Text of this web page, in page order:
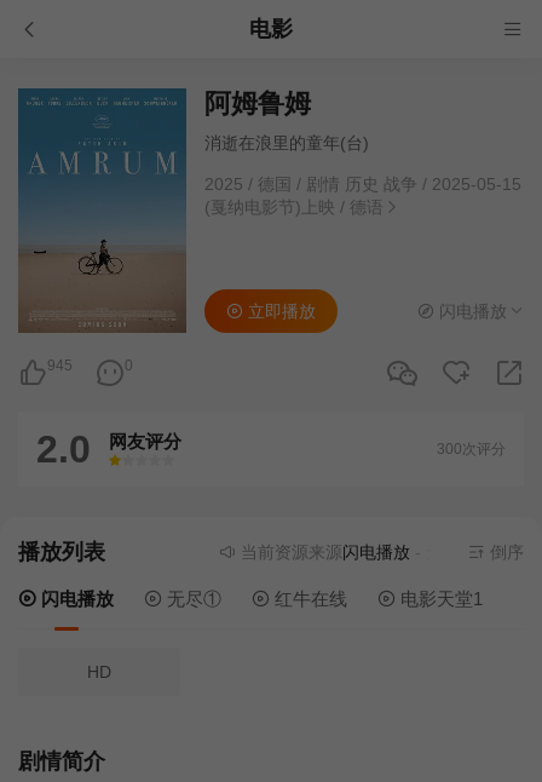
电影
阿姆鲁姆
消逝在浪里的童年(台)
2025 / 德国 / 剧情 历史 战争 / 2025-05-15
(戛纳电影节)上映 / 德语
945 0
立即播放 闪电播放
2.0 网友评分
很差
较差还行推荐
力荐
300次评分
播放列表 当前资源来源闪电播放- 无需安装任何插
倒序
闪电播放 无尽① 红牛在线 电影天堂1
HD
剧情简介